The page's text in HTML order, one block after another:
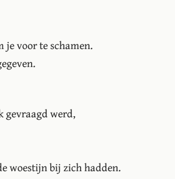
je voor te schamen.
gevraagd werd,
woestijn bij zich hadden.